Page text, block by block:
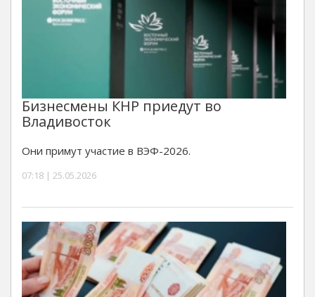
Бизнесмены КНР приедут во
Владивосток
Они примут участие в ВЭФ-2026.
07:18 | 25.05.2026